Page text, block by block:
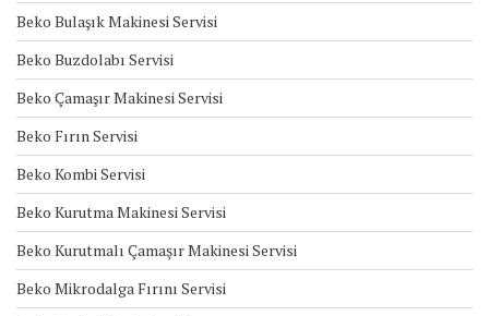
Beko Bulaşık Makinesi Servisi
Beko Buzdolabı Servisi
Beko Çamaşır Makinesi Servisi
Beko Fırın Servisi
Beko Kombi Servisi
Beko Kurutma Makinesi Servisi
Beko Kurutmalı Çamaşır Makinesi Servisi
Beko Mikrodalga Fırını Servisi